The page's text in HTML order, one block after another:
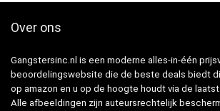
Over ons
Gangstersinc.nl is een moderne alles-in-één
beoordelingswebsite die de beste deals biedt
op amazon en u op de hoogte houdt via de
Alle afbeeldingen zijn auteursrechtelijk